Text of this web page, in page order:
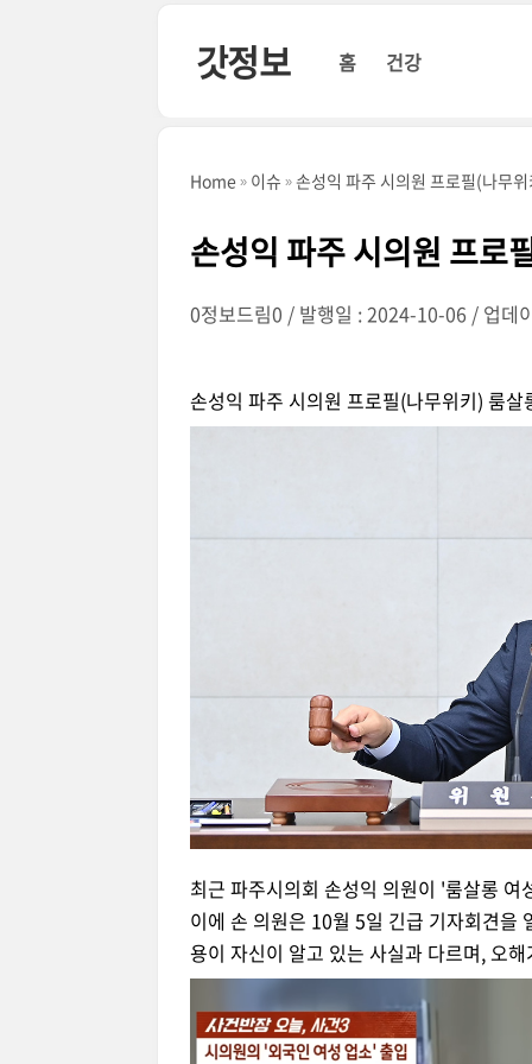
갓정보 홈 건강
Home 이슈 손성익 파주 시의원 프로필(나무
손성익 파주 시의원 프로
0정보드림0 발행일 : 2024-10-06 업데
손성익 파주 시의원 프로필(나무위키) 룸살
최근 파주시의회 손성익 의원이 '룸살롱
이에 손 의원은 10월 5일 긴급 기자회견을
용이 자신이 알고 있는 사실과 다르며, 오